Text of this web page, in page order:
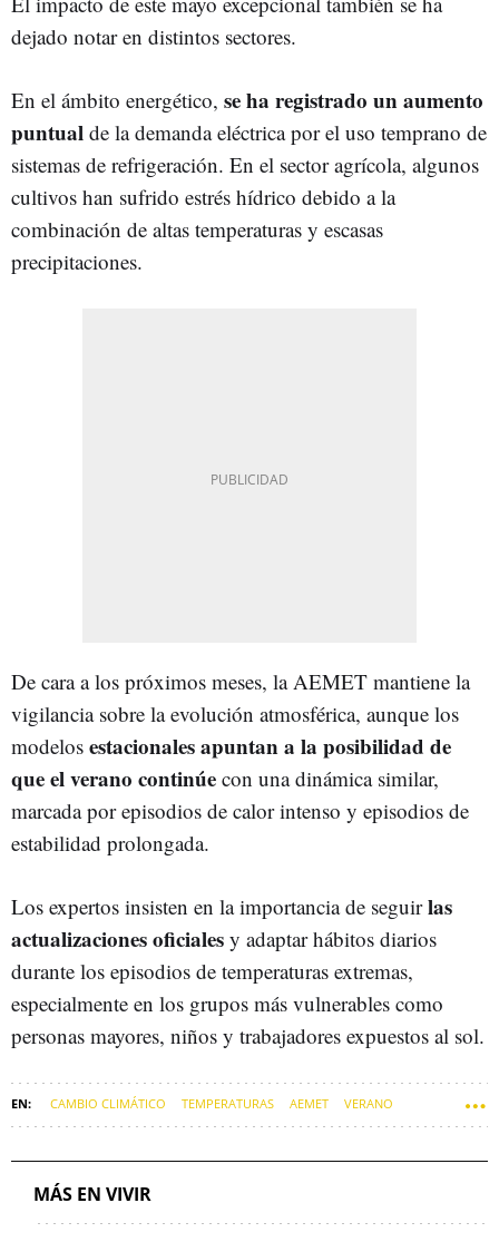
dejado notar en distintos sectores.
En el ámbito energético, se ha registrado un aumento
puntual de la demanda eléctrica por el uso temprano de
sistemas de refrigeración. En el sector agrícola, algunos
cultivos han sufrido estrés hídrico debido a la
combinación de altas temperaturas y escasas
precipitaciones.
De cara a los próximos meses, la AEMET mantiene la
vigilancia sobre la evolución atmosférica, aunque los
modelos estacionales apuntan a la posibilidad de
que el verano continúe con una dinámica similar,
marcada por episodios de calor intenso y episodios de
estabilidad prolongada.
Los expertos insisten en la importancia de seguirlas
actualizaciones oficiales y adaptar hábitos diarios
durante los episodios de temperaturas extremas,
especialmente en los grupos más vulnerables como
personas mayores, niños y trabajadores expuestos al sol.
CAMBIO CLIMÁTICO TEMPERATURAS AEMET VERANO
MÁS EN VIVIR